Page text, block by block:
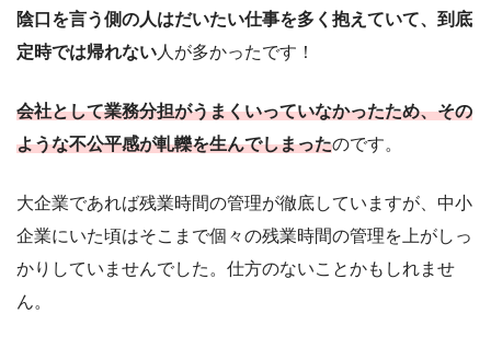
陰口を言う側の人はだいたい仕事を多く抱えていて、到底
定時では帰れない人が多かったです！
会社として業務分担がうまくいっていなかったため、その
ような不公平感が軋轢を生んでしまったのです。
大企業であれば残業時間の管理が徹底していますが、中小
企業にいた頃はそこまで個々の残業時間の管理を上がしっ
かりしていませんでした。仕方のないことかもしれませ
ん。